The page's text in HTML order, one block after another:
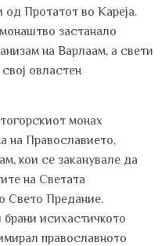
Протатот во Кареја.
застанало
на Варлаам, а свети
овластен
монах
на Православието,
кои се заканувале да
на Светата
Свето Предание.
исихастичкото
православното